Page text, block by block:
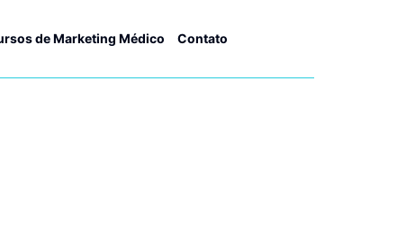
de Marketing Médico Contato